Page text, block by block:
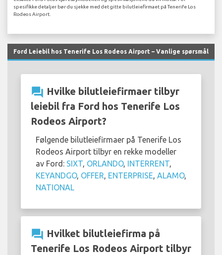
spesifikke detaljer bør du sjekke med det gitte bilutleiefirmaet på Tenerife Los
Rodeos Airport.
Ford Leiebil hos Tenerife Los Rodeos Airport – Vanlige spørsmål
question_answer Hvilke bilutleiefirmaer tilbyr
leiebil fra Ford hos Tenerife Los
Rodeos Airport?
Følgende bilutleiefirmaer på Tenerife Los
Rodeos Airport tilbyr en rekke modeller
av Ford: SIXT, ORLANDO, INTERRENT,
KEYANDGO, OFFER, ENTERPRISE, ALAMO,
NATIONAL
question_answer Hvilket bilutleiefirma på
Tenerife Los Rodeos Airport tilbyr